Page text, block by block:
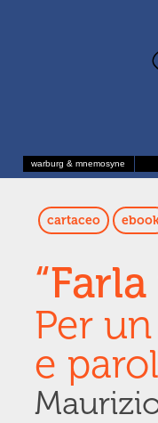
warburg & mnemosyne
cartaceo
Per
e